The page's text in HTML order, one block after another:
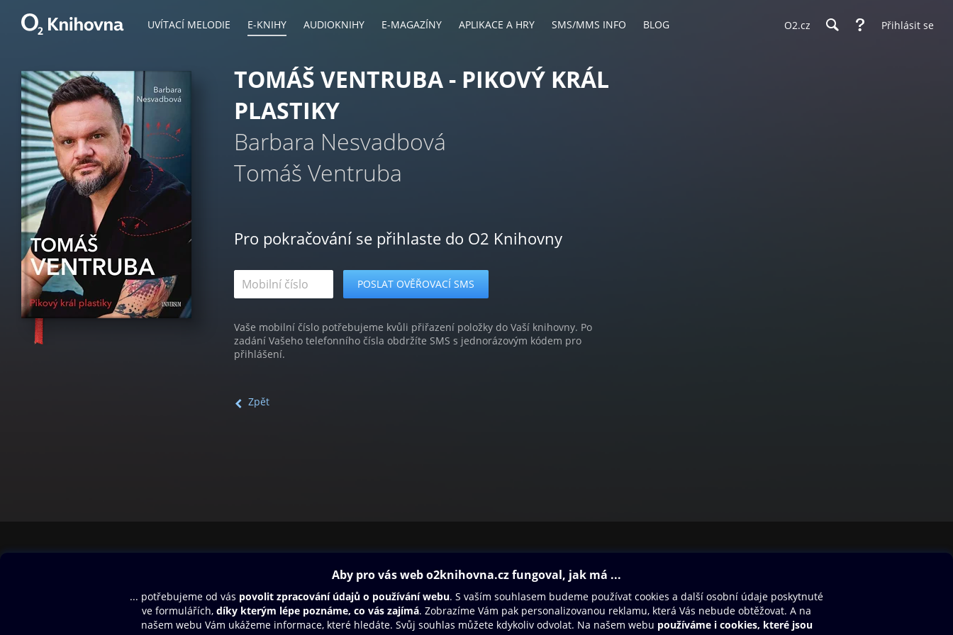
UVÍTACÍ MELODIE E-KNIHY AUDIOKNIHY E-MAGAZÍNY APLIKACE A HRY SMS/MMS INFO BLOG O2.cz Přihlásit se
TOMÁŠ VENTRUBA - PIKOVÝ KRÁL
PLASTIKY
Barbara Nesvadbová
Tomáš Ventruba
Pro pokračování se přihlaste do O2 Knihovny
Vaše mobilní číslo potřebujeme kvůli přiřazení položky do Vaší knihovny. Po
zadání Vašeho telefonního čísla obdržíte SMS s jednorázovým kódem pro
přihlášení.
Zpět
Aplikace a hry
SMS/MMS Info
Blog
Dárkový poukaz
Nápověda
Oneplay Originály
Sport